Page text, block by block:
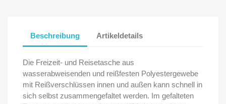
Beschreibung Artikeldetails
Die Freizeit- und Reisetasche aus
wasserabweisenden und reißfesten Polyestergewebe
mit Reißverschlüssen innen und außen kann schnell in
sich selbst zusammengefaltet werden. Im gefalteten